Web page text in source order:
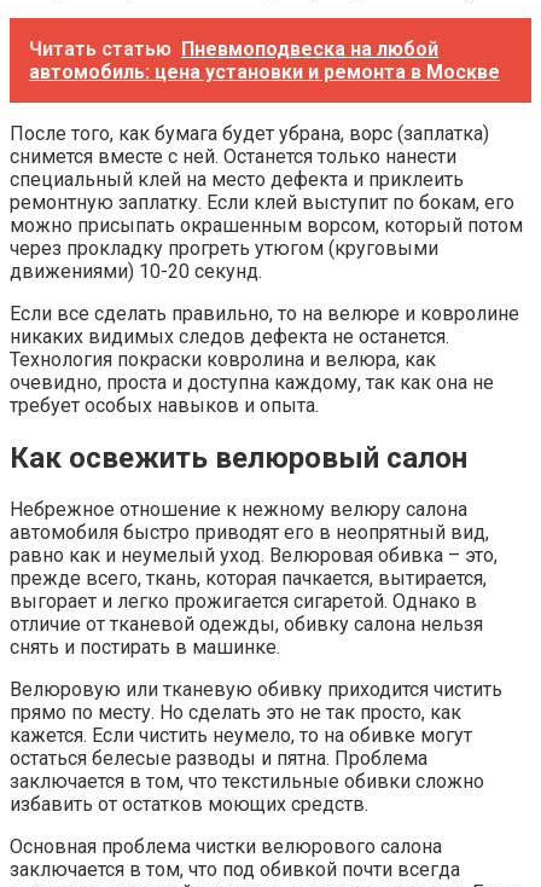
Читать статью Пневмоподвеска на любой
автомобиль: цена установки и ремонта в Москве
После того, как бумага будет убрана, ворс (заплатка)
снимется вместе с ней. Останется только нанести
специальный клей на место дефекта и приклеить
ремонтную заплатку. Если клей выступит по бокам, его
можно присыпать окрашенным ворсом, который потом
через прокладку прогреть утюгом (круговыми
движениями) 10-20 секунд.
Если все сделать правильно, то на велюре и ковролине
никаких видимых следов дефекта не останется.
Технология покраски ковролина и велюра, как
очевидно, проста и доступна каждому, так как она не
требует особых навыков и опыта.
Как освежить велюровый салон
Небрежное отношение к нежному велюру салона
автомобиля быстро приводят его в неопрятный вид,
равно как и неумелый уход. Велюровая обивка – это,
прежде всего, ткань, которая пачкается, вытирается,
выгорает и легко прожигается сигаретой. Однако в
отличие от тканевой одежды, обивку салона нельзя
снять и постирать в машинке.
Велюровую или тканевую обивку приходится чистить
прямо по месту. Но сделать это не так просто, как
кажется. Если чистить неумело, то на обивке могут
остаться белесые разводы и пятна. Проблема
заключается в том, что текстильные обивки сложно
избавить от остатков моющих средств.
Основная проблема чистки велюрового салона
заключается в том, что под обивкой почти всегда